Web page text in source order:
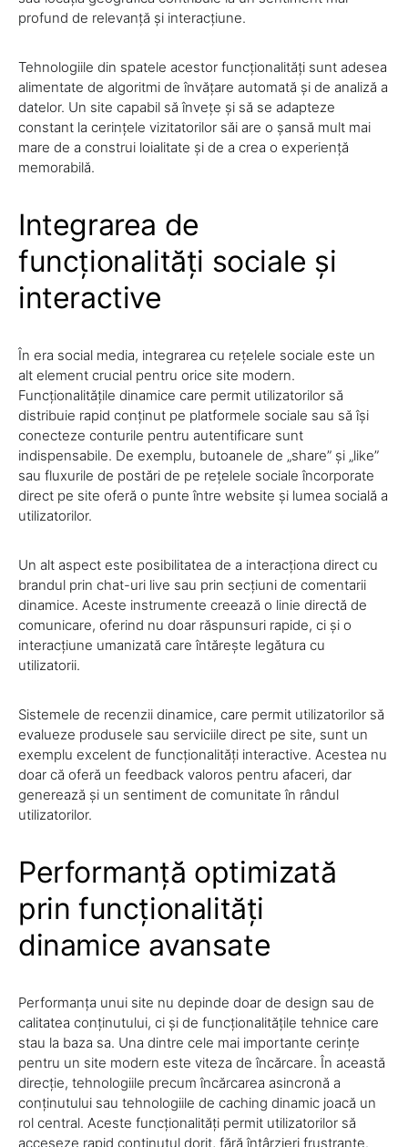
profund de relevanță și interacțiune.
Tehnologiile din spatele acestor funcționalități sunt adesea
alimentate de algoritmi de învățare automată și de analiză a
datelor. Un site capabil să învețe și să se adapteze
constant la cerințele vizitatorilor săi are o șansă mult mai
mare de a construi loialitate și de a crea o experiență
memorabilă.
Integrarea de
funcționalități sociale și
interactive
În era social media, integrarea cu rețelele sociale este un
alt element crucial pentru orice site modern.
Funcționalitățile dinamice care permit utilizatorilor să
distribuie rapid conținut pe platformele sociale sau să își
conecteze conturile pentru autentificare sunt
indispensabile. De exemplu, butoanele de „share” și „like”
sau fluxurile de postări de pe rețelele sociale încorporate
direct pe site oferă o punte între website și lumea socială a
utilizatorilor.
Un alt aspect este posibilitatea de a interacționa direct cu
brandul prin chat-uri live sau prin secțiuni de comentarii
dinamice. Aceste instrumente creează o linie directă de
comunicare, oferind nu doar răspunsuri rapide, ci și o
interacțiune umanizată care întărește legătura cu
utilizatorii.
Sistemele de recenzii dinamice, care permit utilizatorilor să
evalueze produsele sau serviciile direct pe site, sunt un
exemplu excelent de funcționalități interactive. Acestea nu
doar că oferă un feedback valoros pentru afaceri, dar
generează și un sentiment de comunitate în rândul
utilizatorilor.
Performanță optimizată
prin funcționalități
dinamice avansate
Performanța unui site nu depinde doar de design sau de
calitatea conținutului, ci și de funcționalitățile tehnice care
stau la baza sa. Una dintre cele mai importante cerințe
pentru un site modern este viteza de încărcare. În această
direcție, tehnologiile precum încărcarea asincronă a
conținutului sau tehnologiile de caching dinamic joacă un
rol central. Aceste funcționalități permit utilizatorilor să
acceseze rapid conținutul dorit, fără întârzieri frustrante.